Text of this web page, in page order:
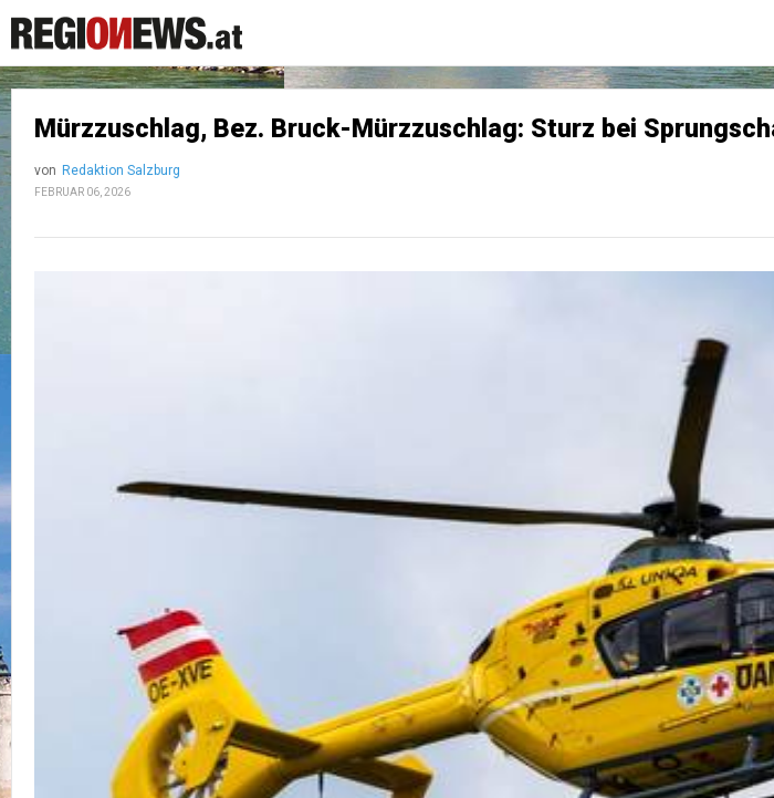
Mürzzuschlag, Bez. Bruck-Mürzzuschlag: Sturz bei
von Redaktion Salzburg
FEBRUAR 06, 2026